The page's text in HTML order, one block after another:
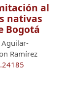
al
nativas
Bogotá
Ramírez